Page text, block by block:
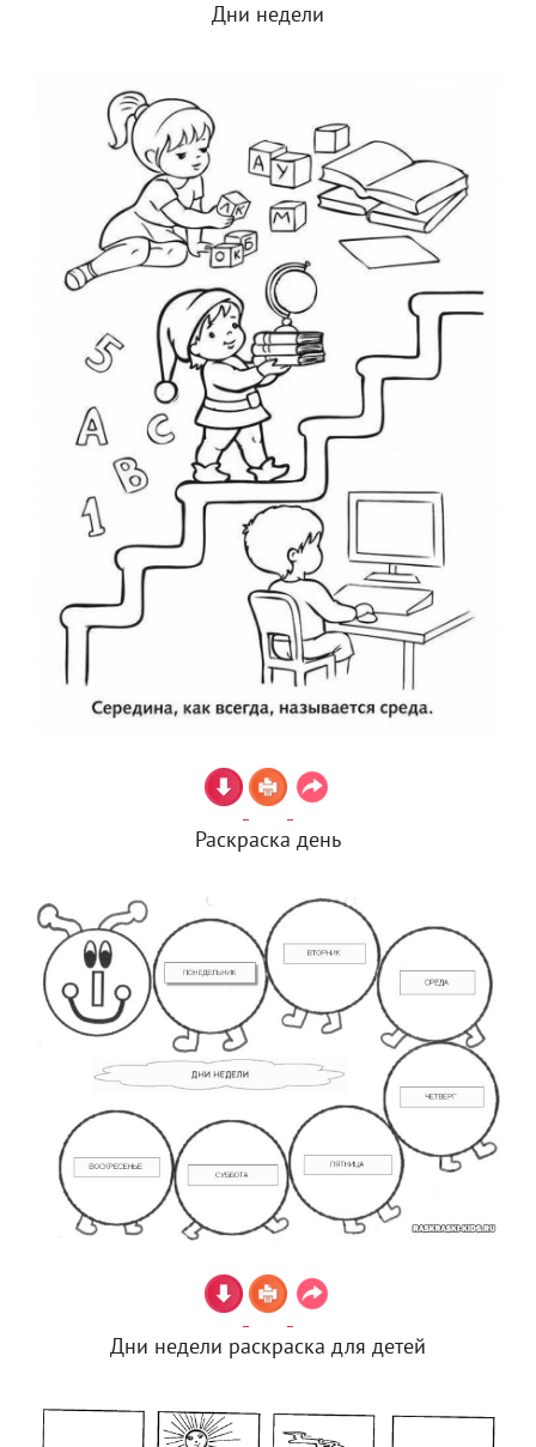
Дни недели
Раскраска день
Дни недели раскраска для детей